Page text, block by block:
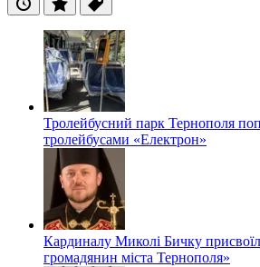
ОстанніПопулярні
Теги
Тролейбусний парк Тернополя
тролейбусами «Електрон»
Кардиналу Миколі Бичку
громадянин міста Тернополя»